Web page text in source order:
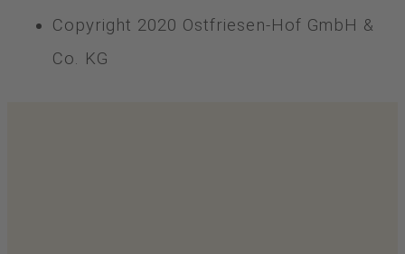
Copyright 2020 Ostfriesen-Hof GmbH &
Co. KG